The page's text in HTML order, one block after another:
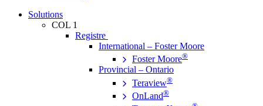
Solutions
COL 1
Registre
International – Foster Moore
Foster Moore®
Provincial – Ontario
Teraview®
OnLand®